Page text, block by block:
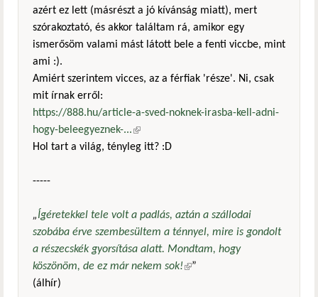
azért ez lett (másrészt a jó kívánság miatt), mert
szórakoztató, és akkor találtam rá, amikor egy
ismerősöm valami mást látott bele a fenti viccbe, mint
ami :).
Amiért szerintem vicces, az a férfiak 'része'. Ni, csak
mit írnak erről:
https://888.hu/article-a-sved-noknek-irasba-kell-adni-
hogy-beleegyeznek-...(külső hivatkozás)
Hol tart a világ, tényleg itt? :D
-----
„Ígéretekkel tele volt a padlás, aztán a szállodai
szobába érve szembesültem a ténnyel, mire is gondolt
a részecskék gyorsítása alatt. Mondtam, hogy
köszönöm, de ez már nekem sok!(külső hivatkozás)
”
(álhír)